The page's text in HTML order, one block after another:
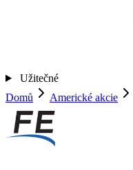
Užitečné
Domů
Americké akcie